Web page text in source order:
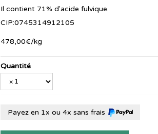
Il contient 71% d'acide fulvique.
CIP:0745314912105
478,00€/kg
Quantité
Payez en 1x ou 4x sans frais